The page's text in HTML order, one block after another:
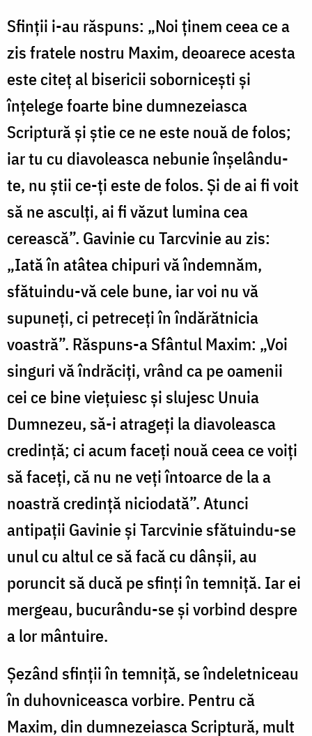
Sfinții i-au răspuns: „Noi ținem ceea ce a
zis fratele nostru Maxim, deoarece acesta
este citeț al bisericii sobornicești și
înțelege foarte bine dumnezeiasca
Scriptură și știe ce ne este nouă de folos;
iar tu cu diavoleasca nebunie înșelându-
te, nu știi ce-ți este de folos. Și de ai fi voit
să ne asculți, ai fi văzut lumina cea
cerească”. Gavinie cu Tarcvinie au zis:
„Iată în atâtea chipuri vă îndemnăm,
sfătuindu-vă cele bune, iar voi nu vă
supuneți, ci petreceți în îndărătnicia
voastră”. Răspuns-a Sfântul Maxim: „Voi
singuri vă îndrăciți, vrând ca pe oamenii
cei ce bine viețuiesc și slujesc Unuia
Dumnezeu, să-i atrageți la diavoleasca
credință; ci acum faceți nouă ceea ce voiți
să faceți, că nu ne veți întoarce de la a
noastră credință niciodată”. Atunci
antipații Gavinie și Tarcvinie sfătuindu-se
unul cu altul ce să facă cu dânșii, au
poruncit să ducă pe sfinți în temniță. Iar ei
mergeau, bucurându-se și vorbind despre
a lor mântuire.
Șezând sfinții în temniță, se îndeletniceau
în duhovniceasca vorbire. Pentru că
Maxim, din dumnezeiasca Scriptură, mult